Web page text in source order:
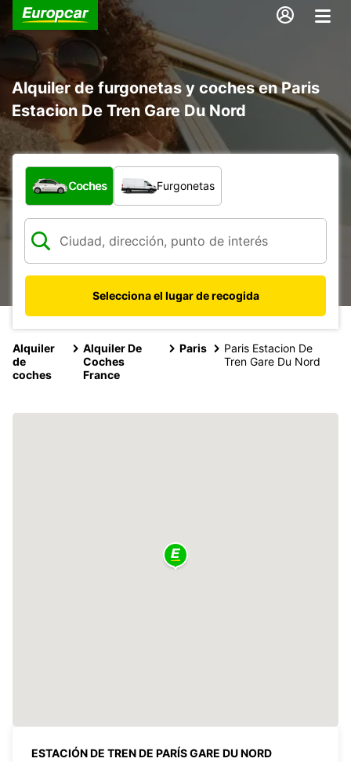
Alquiler de furgonetas y coches en Paris
Estacion De Tren Gare Du Nord
¿Qué tipo de vehículo?
Coches Furgonetas
Selecciona el lugar de recogida
Alquiler
de
coches
Alquiler De
Coches
France
Paris
Paris Estacion De
Tren Gare Du Nord
ESTACIÓN DE TREN DE PARÍS GARE DU NORD